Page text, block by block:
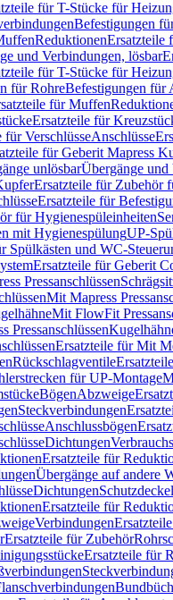
für T-Stücke für
Befestigungen
ReduktionenErsatzteile
und Verbindungen, lösbar
für T-Stücke für
für RohreBefestigungen für
für Muffen
Ersatzteile für
für VerschlüsseAnschlüsse
für Geberit Mapress
unlösbarÜbergänge und
Ersatzteile für Zubehör
Ersatzteile für
für Hygienespüleinheiten
mit HygienespülungUP-
Spülkästen und WC-
Ersatzteile für Geberit
Pressanschlüssen
Mit Mapress
Mit FlowFit
Pressanschlüssen
Ersatzteile für Mit
Rückschlagventile
für UP-Montage
BögenAbzweige
Steckverbindungen
Anschlussbögen
Dichtungen
Ersatzteile für
Übergänge auf andere
DichtungenSchutzdeckel
Ersatzteile für
Verbindungen
Ersatzteile für Zubehör
Ersatzteile für